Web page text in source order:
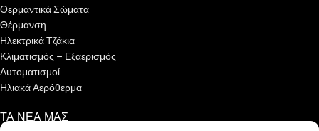
Θερμαντικά Σώματα
Θέρμανση
Ηλεκτρικά Τζάκια
Κλιματισμός – Εξαερισμός
Αυτοματισμοί
Ηλιακά Αερόθερμα
ΤΑ ΝΕΑ ΜΑΣ